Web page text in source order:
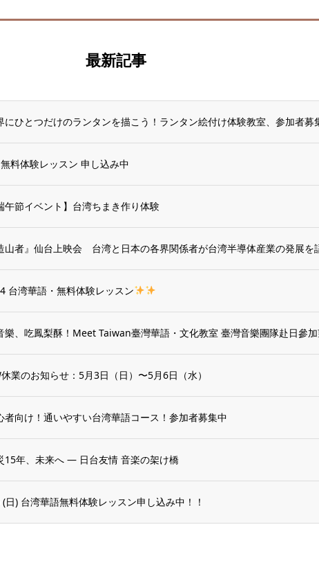
最新記事
にひとつだけのランタンを描こう！ランタン絵付け体験教室、参加者募
料体験レッスン 申し込み中
午節イベント】台湾ちまき作り体験
山者』仙台上映会 台湾と日本の各界関係者が台湾半導体産業の発展を
台湾華語・無料体験レッスン
樂、吃鳳梨酥！Meet Taiwan臺灣華語・文化教室 臺灣音樂團隊赴日參
業のお知らせ：5月3日（日）〜5月6日（水）
者向け！通いやすい台湾華語コース！参加者募集中
15年、未来へ ― 日台友情 音楽の架け橋
日) 台湾華語無料体験レッスン申し込み中！！